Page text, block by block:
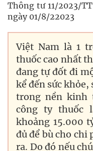
Thông tư 11/2023/
ngày 01/8/22023
Việt Nam là 1
thuốc cao nhất
đang tự đốt đi
kể đến sức khỏe,
trong nền kinh
công ty thuốc
khoảng 15.000
đủ để bù cho chi
ra. Do đó nếu